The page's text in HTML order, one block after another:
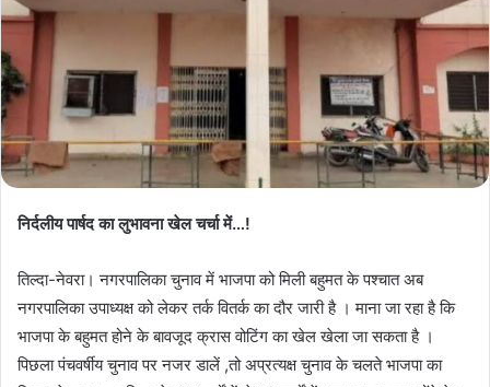
निर्दलीय पार्षद का लुभावना खेल चर्चा में…!
तिल्दा-नेवरा। नगरपालिका चुनाव में भाजपा को मिली बहुमत के पश्चात अब
नगरपालिका उपाध्यक्ष को लेकर तर्क वितर्क का दौर जारी है । माना जा रहा है कि
भाजपा के बहुमत होने के बावजूद क्रास वोटिंग का खेल खेला जा सकता है ।
पिछला पंचवर्षीय चुनाव पर नजर डालें ,तो अप्रत्यक्ष चुनाव के चलते भाजपा का